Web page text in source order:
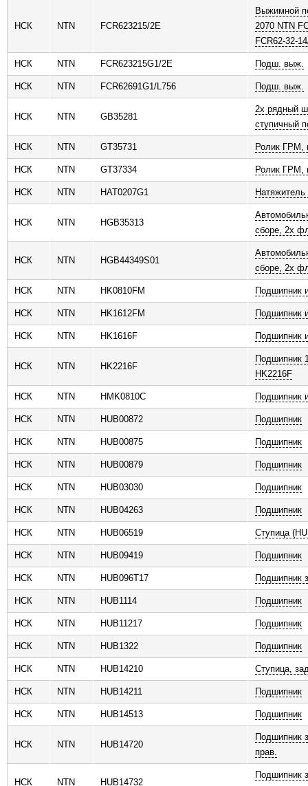
НСК NTN FCR623215/2E
Выжимной
2070 NTN
FCR62-32-
НСК NTN FCR623215G1/2E Подш. выж.
НСК NTN FCR62691G1/L756 Подш. выж.
НСК NTN GB35281
2х рядный
ступичный
НСК NTN GT35731 Ролик ГРМ,
НСК NTN GT37334 Ролик ГРМ,
НСК NTN HAT0207G1
НСК NTN HGB35313
сборе, 2х
НСК NTN HGB44349S01
сборе, 2х
НСК NTN HK0810FM Подшипник
НСК NTN HK1612FM Подшипник
НСК NTN HK1616F Подшипник
НСК NTN HK2216F
Подшипник
HK2216F
НСК NTN HMK0810C Подшипник
НСК NTN HUB00872 Подшипник
НСК NTN HUB00875 Подшипник
НСК NTN HUB00879 Подшипник
НСК NTN HUB03030 Подшипник
НСК NTN HUB04263 Подшипник
НСК NTN HUB06519 Ступица
НСК NTN HUB09419 Подшипник
НСК NTN HUB096T17 Подшипник
НСК NTN HUB1114 Подшипник
НСК NTN HUB11217 Подшипник
НСК NTN HUB1322 Подшипник
НСК NTN HUB14210 Ступица,
НСК NTN HUB14211 Подшипник
НСК NTN HUB14513 Подшипник
НСК NTN HUB14720
Подшипник
прав.
НСК NTN HUB14732
Подшипник